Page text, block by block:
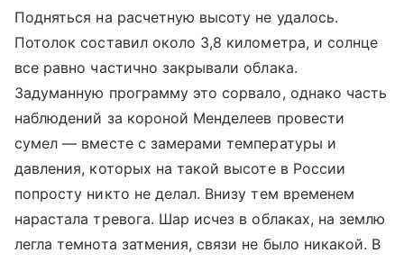
Подняться на расчетную высоту не удалось.
Потолок составил около 3,8 километра, и солнце
все равно частично закрывали облака.
Задуманную программу это сорвало, однако часть
наблюдений за короной Менделеев провести
сумел — вместе с замерами температуры и
давления, которых на такой высоте в России
попросту никто не делал. Внизу тем временем
нарастала тревога. Шар исчез в облаках, на землю
легла темнота затмения, связи не было никакой. В